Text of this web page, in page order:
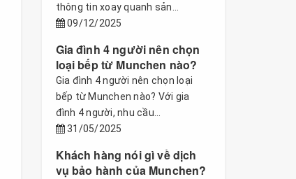
thông tin xoay quanh sản...
09/12/2025
Gia đình 4 người nên chọn
loại bếp từ Munchen nào?
Gia đình 4 người nên chọn loại
bếp từ Munchen nào? Với gia
đình 4 người, nhu cầu...
31/05/2025
Khách hàng nói gì về dịch
vụ bảo hành của Munchen?